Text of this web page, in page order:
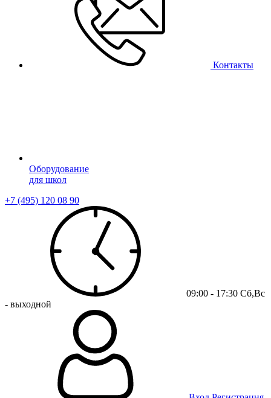
Контакты
Оборудование
для школ
+7 (495) 120 08 90
09:00 - 17:30 Сб,Вс
- выходной